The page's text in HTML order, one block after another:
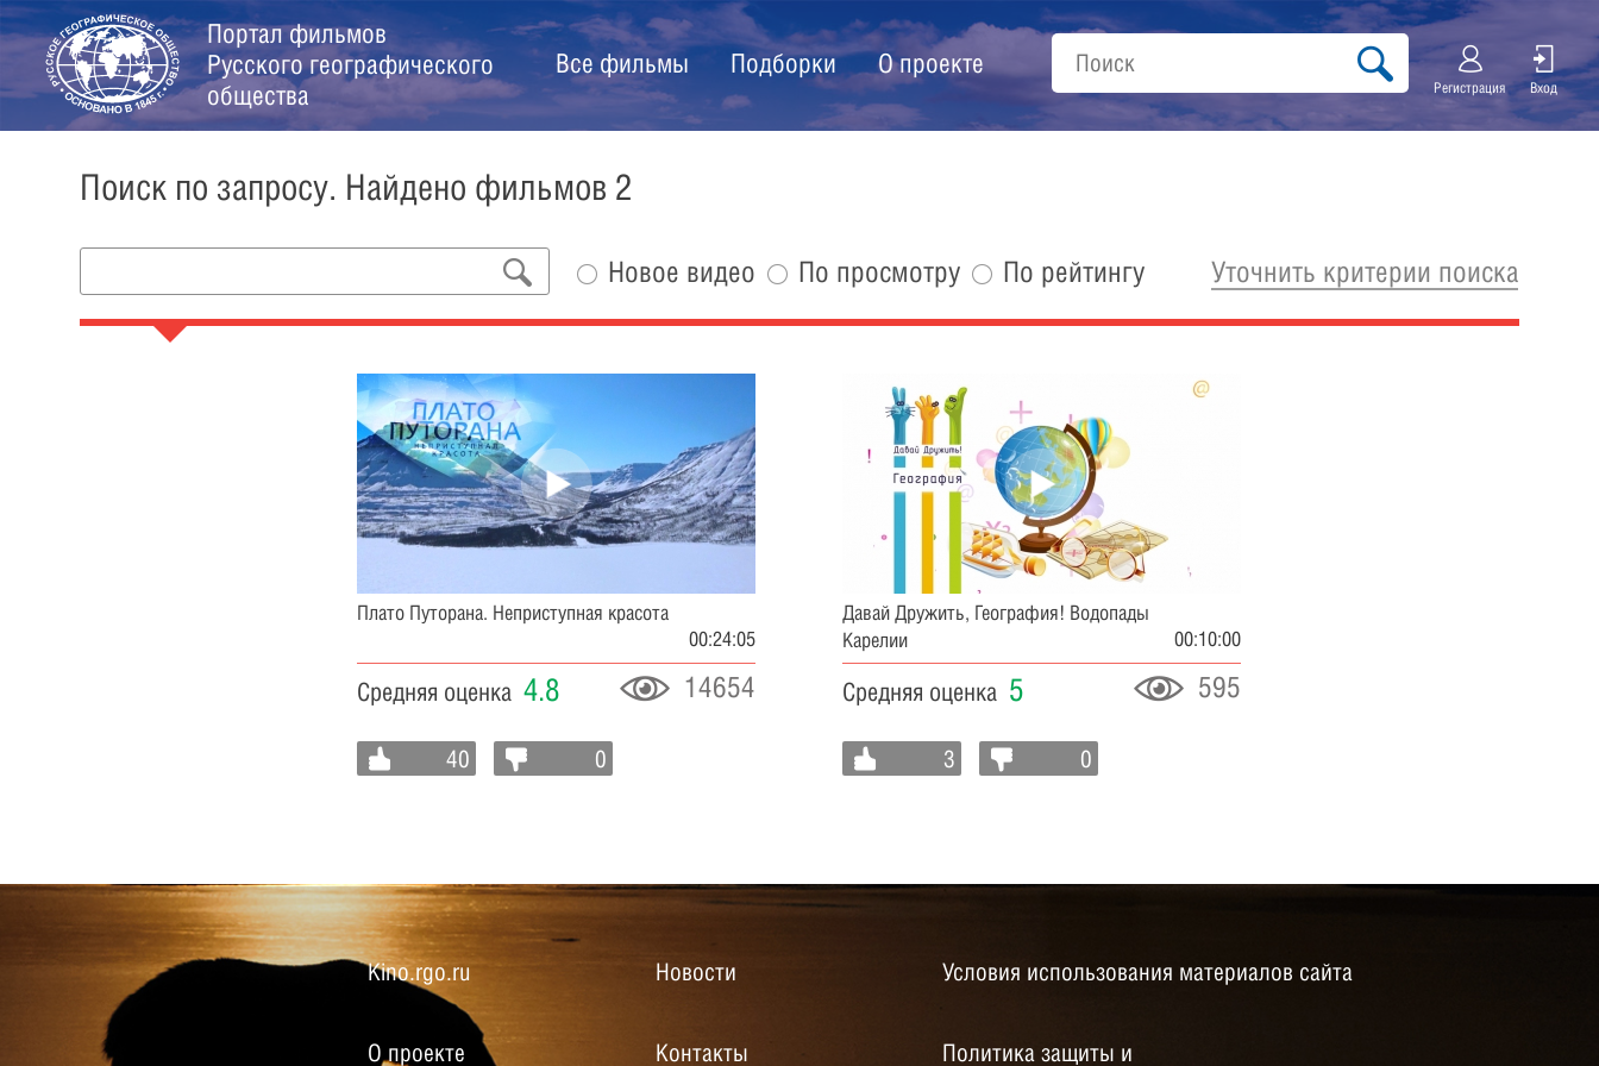
Портал фильмов
Русского географического
общества
Все фильмы Подборки О проекте
Регистрация Вход
Поиск по запросу. Найдено фильмов 2
Новое видео По просмотру По рейтингу Уточнить критерии поиска
Плато Путорана. Неприступная красота
00:24:05
Средняя оценка 4.8 14654
40 0
Давай Дружить, География! Водопады
Карелии
00:10:00
Средняя оценка 5 595
3 0
Kino.rgo.ru Новости Условия использования материалов сайта
О проекте Контакты Политика защиты и